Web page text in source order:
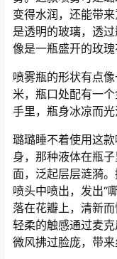
变得水润，还能带
是透明的玻璃，透
像是一瓶盛开的玫瑰
喷雾瓶的形状有点
米，瓶口处配有一
手里，瓶身冰凉而光
璐璐睡不着使用这
身，那种液体在瓶
面，泛起层层涟漪
喷头中喷出，发出“
落在花瓣上，清新
轻柔的触感通过麦
微风拂过脸庞，带来